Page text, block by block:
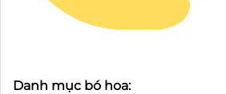
Danh mục bó hoa: